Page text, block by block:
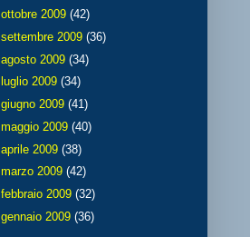
ottobre 2009 (42)
settembre 2009 (36)
agosto 2009 (34)
luglio 2009 (34)
giugno 2009 (41)
maggio 2009 (40)
aprile 2009 (38)
marzo 2009 (42)
febbraio 2009 (32)
gennaio 2009 (36)